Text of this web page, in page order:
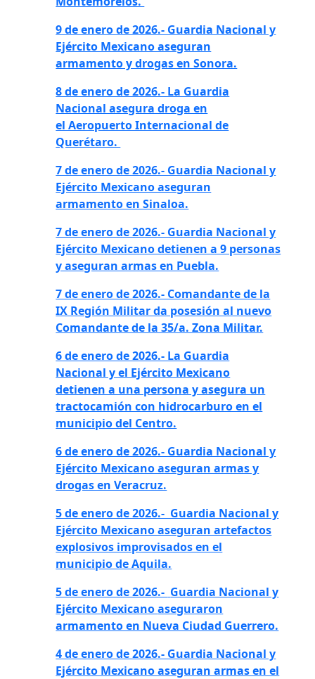
9 de enero de 2026.- Guardia Nacional y
Ejército Mexicano aseguran
armamento y drogas en Sonora.
8 de enero de 2026.- La Guardia
Nacional asegura droga en
el Aeropuerto Internacional de
Querétaro.
7 de enero de 2026.- Guardia Nacional y
Ejército Mexicano aseguran
armamento en Sinaloa.
7 de enero de 2026.- Guardia Nacional y
Ejército Mexicano detienen a 9 personas
y aseguran armas en Puebla.
7 de enero de 2026.- Comandante de la
IX Región Militar da posesión al nuevo
Comandante de la 35/a. Zona Militar.
6 de enero de 2026.- La Guardia
Nacional y el Ejército Mexicano
detienen a una persona y asegura un
tractocamión con hidrocarburo en el
municipio del Centro.
6 de enero de 2026.- Guardia Nacional y
Ejército Mexicano aseguran armas y
drogas en Veracruz.
5 de enero de 2026.- Guardia Nacional y
Ejército Mexicano aseguran artefactos
explosivos improvisados en el
municipio de Aquila.
5 de enero de 2026.- Guardia Nacional y
Ejército Mexicanoaseguraron
armamento en Nueva Ciudad Guerrero.
4 de enero de 2026.- Guardia Nacional y
Ejército Mexicano aseguran armas en el